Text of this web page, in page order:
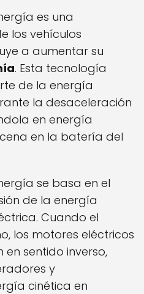
es una
los vehículos
a aumentar su
. Esta tecnología
de la energía
la desaceleración
en energía
en la batería del
se basa en el
de la energía
Cuando el
los motores eléctricos
sentido inverso,
y
cinética en